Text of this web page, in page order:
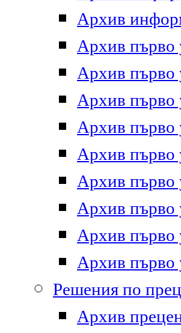
Архив
Архив първо
Архив първо
Архив първо
Архив първо
Архив първо
Архив първо
Архив първо
Архив първо
Архив първо
Решения по
Архив